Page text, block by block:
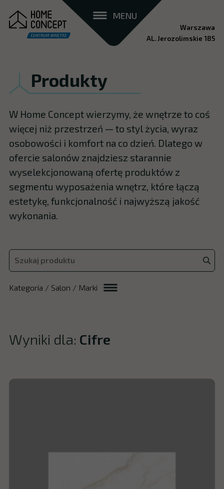
MENU
Warszawa
AL. Jerozolimskie 185
Produkty
W Home Concept wierzymy, że wnętrze to coś
więcej niż przestrzeń — to styl życia, wyraz
osobowości i komfort na co dzień. Dlatego w
ofercie salonów znajdziesz starannie
wyselekcjonowaną ofertę produktów z
segmentu wyposażenia wnętrz, które łączą
estetykę, funkcjonalność i najwyższą jakość
wykonania.
Kategoria / Salon / Marki
Wyniki dla: Cifre